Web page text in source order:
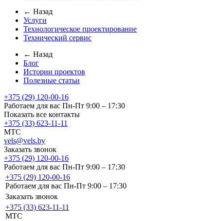
← Назад
Услуги
Технологическое проектирование
Технический сервис
← Назад
Блог
Истории проектов
Полезные статьи
+375 (29) 120-00-16
Работаем для вас Пн-Пт 9:00 – 17:30
Показать все контакты
+375 (33) 623-11-11
MTC
vels@vels.by
Заказать звонок
+375 (29) 120-00-16
Работаем для вас Пн-Пт 9:00 – 17:30
+375 (29) 120-00-16
Работаем для вас Пн-Пт 9:00 – 17:30
Заказать звонок
+375 (33) 623-11-11
MTC